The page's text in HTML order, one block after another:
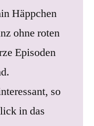
Häppchen
ohne roten
Episoden
so
in das